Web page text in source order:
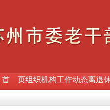
首 页组织机构工作动态离退